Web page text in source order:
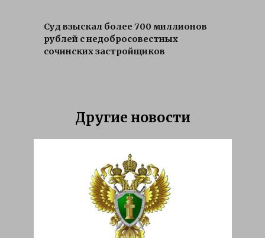
Суд взыскал более 700 миллионов
рублей с недобросовестных
сочинских застройщиков
Другие новости